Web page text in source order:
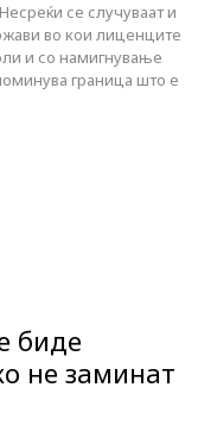
се случуваат и
во кои лиценците
и со намигнување
граница што е
биде
не заминат